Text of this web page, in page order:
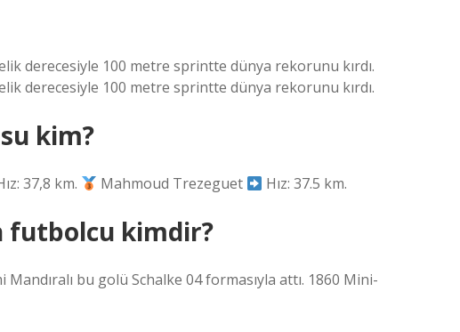
derecesiyle 100 metre sprintte dünya rekorunu kırdı.
derecesiyle 100 metre sprintte dünya rekorunu kırdı.
kim?
37,8 km. Mahmoud Trezeguet Hız: 37.5 km.
futbolcu kimdir?
Mandıralı bu golü Schalke 04 formasıyla attı. 1860 Mini-